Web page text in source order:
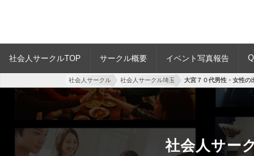
社会人サークルTOP サークル概要 イベント写真報告
社会人サークル 社会人サークル埼玉 大宮７０代男性・女性の
社会人サー